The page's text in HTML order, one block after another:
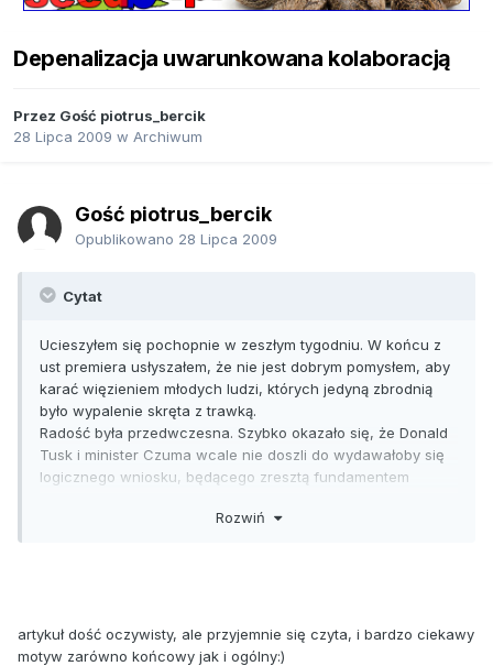
Depenalizacja uwarunkowana kolaboracją
Przez Gość piotrus_bercik
28 Lipca 2009 w Archiwum
Gość piotrus_bercik
Opublikowano 28 Lipca 2009
Cytat
Ucieszyłem się pochopnie w zeszłym tygodniu. W końcu z
ust premiera usłyszałem, że nie jest dobrym pomysłem, aby
karać więzieniem młodych ludzi, których jedyną zbrodnią
było wypalenie skręta z trawką.
Radość była przedwczesna. Szybko okazało się, że Donald
Tusk i minister Czuma wcale nie doszli do wydawałoby się
logicznego wniosku, będącego zresztą fundamentem
działania, które nie przynoszą żadnej szkody innym ludziom
Nie. Zdaniem polityków nadal należy penalizować
szkodzenie samemu sobie i odgrywać rolę niańki wobec
Rozwiń
artykuł dość oczywisty, ale przyjemnie się czyta, i bardzo ciekawy
motyw zarówno końcowy jak i ogólny:)